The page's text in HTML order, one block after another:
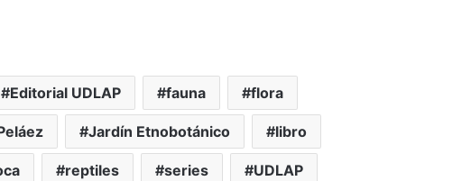
Editorial UDLAP fauna flora
Jardín Etnobotánico libro
reptiles series UDLAP